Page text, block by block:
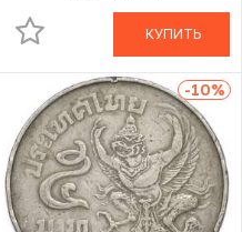
КУПИТЬ
-10%